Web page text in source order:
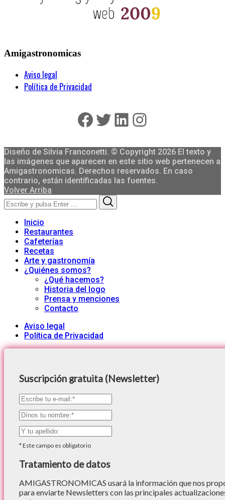
Amigastronomicas
Aviso legal
Política de Privacidad
Facebook
Twitter
LinkedIn
Instagram
Diseño de Silvia Franconetti. © Copyright 2026 El texto y
las imágenes que aparecen en este sitio web pertenecen a
Amigastronomicas. Derechos reservados. En caso
contrario, están identificadas las fuentes.
Volver Arriba
Search
for:
Inicio
Restaurantes
Cafeterías
Recetas
Arte y gastronomía
¿Quiénes somos?
¿Qué hacemos?
Historia del logo
Prensa y menciones
Contacto
Aviso legal
Política de Privacidad
Suscripción gratuita (Newsletter)
*Este campo es obligatorio
Tratamiento de datos
AMIGASTRONOMICAS usará la información que nos
para enviarte Newsletters con las principales